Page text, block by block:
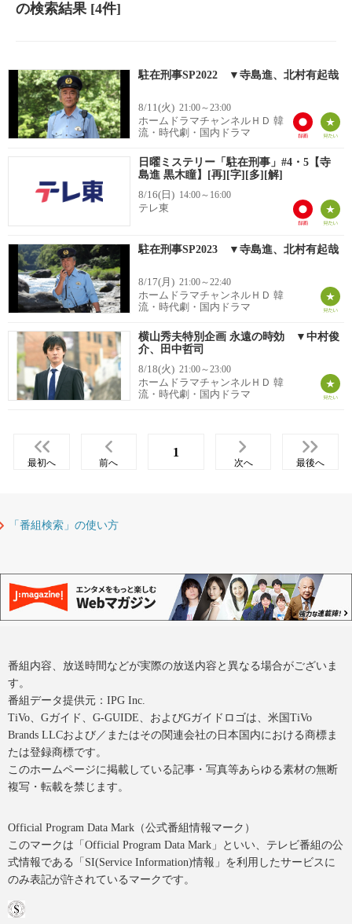
の検索結果[4件]
駐在刑事SP2022 ▼寺島進、北村有起哉
8/11(火) 21:00～23:00
ホームドラマチャンネルＨＤ 韓
流・時代劇・国内ドラマ
日曜ミステリー「駐在刑事」#4・5【寺
島進 黒木瞳】[再][字][多][解]
8/16(日) 14:00～16:00
テレ東
駐在刑事SP2023 ▼寺島進、北村有起哉
8/17(月) 21:00～22:40
ホームドラマチャンネルＨＤ 韓
流・時代劇・国内ドラマ
横山秀夫特別企画 永遠の時効 ▼中村俊
介、田中哲司
8/18(火) 21:00～23:00
ホームドラマチャンネルＨＤ 韓
流・時代劇・国内ドラマ
最初へ 前へ
1
次へ 最後へ
「番組検索」の使い方
番組内容、放送時間などが実際の放送内容と異なる場合がございま
す。
番組データ提供元：IPG Inc.
TiVo、Gガイド、G-GUIDE、およびGガイドロゴは、米国TiVo
Brands LLCおよび／またはその関連会社の日本国内における商標ま
たは登録商標です。
このホームページに掲載している記事・写真等あらゆる素材の無断
複写・転載を禁じます。
Official Program Data Mark（公式番組情報マーク）
このマークは「Official Program Data Mark」といい、テレビ番組の公
式情報である「SI(Service Information)情報」を利用したサービスに
のみ表記が許されているマークです。